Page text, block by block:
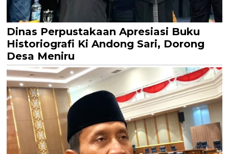
Dinas Perpustakaan Apresiasi Buku
Historiografi Ki Andong Sari, Dorong
Desa Meniru